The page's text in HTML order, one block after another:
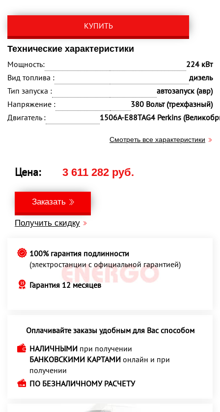
КУПИТЬ
Технические характеристики
Мощность:
224 кВт
Вид топлива :
дизель
Тип запуска :
автозапуск (авр)
Напряжение :
380 Вольт (трехфазный)
Двигатель :
1506A-E88TAG4 Perkins
Смотреть все характеристики
Цена: 3 611 282 руб.
Заказать
Получить скидку
100% гарантия подлинности
(электростанции с официальной гарантией)
Гарантия 12 месяцев
Оплачивайте заказы удобным для Вас способом
НАЛИЧНЫМИ при получении
БАНКОВСКИМИ КАРТАМИ онлайн и при
получении
ПО БЕЗНАЛИЧНОМУ РАСЧЕТУ